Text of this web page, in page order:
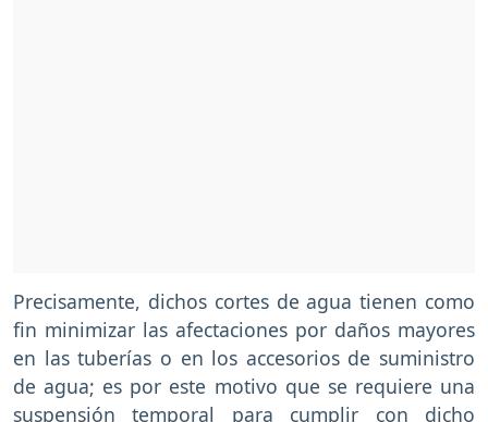
Precisamente, dichos cortes de agua tienen como
fin minimizar las afectaciones por daños mayores
en las tuberías o en los accesorios de suministro
de agua; es por este motivo que se requiere una
suspensión temporal para cumplir con dicho